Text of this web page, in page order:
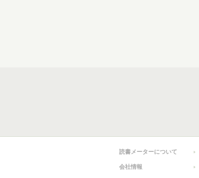
読書メーターについて
会社情報